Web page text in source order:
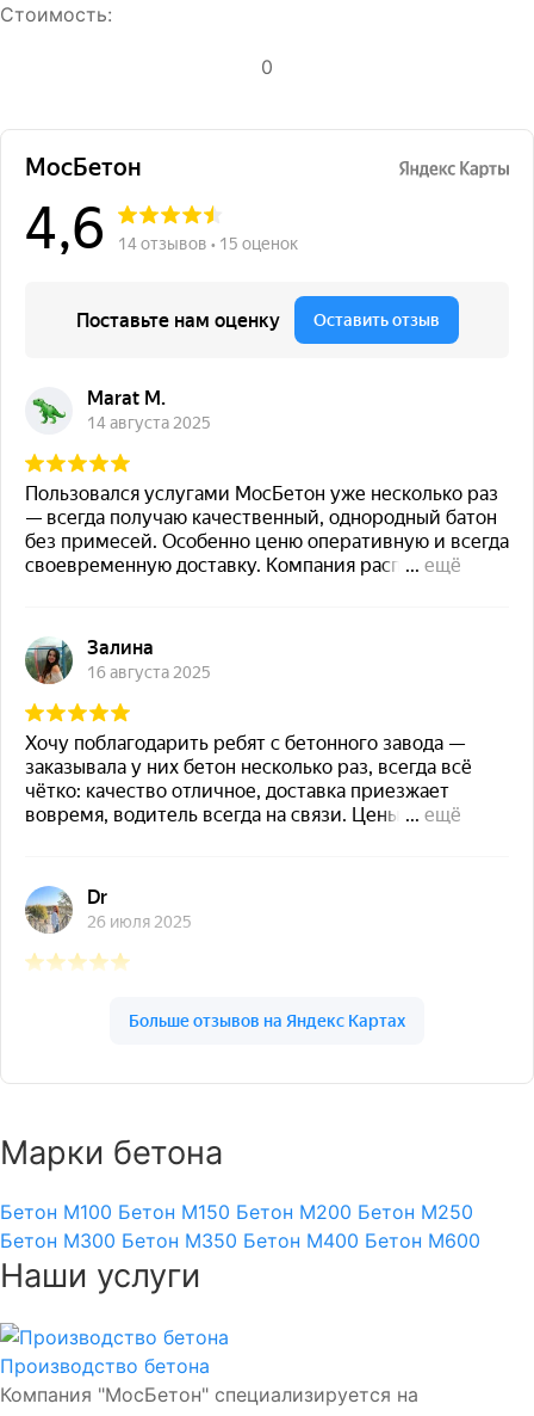
Стоимость:
0
Марки бетона
Бетон М100 Бетон М150 Бетон М200 Бетон М250
Бетон М300 Бетон М350 Бетон М400 Бетон М600
Наши услуги
Производство бетона
Компания "МосБетон" специализируется на